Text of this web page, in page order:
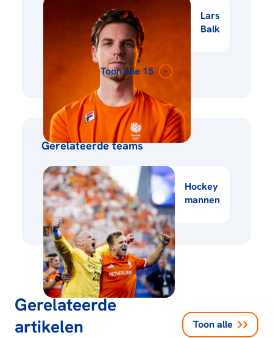
Lars
Balk
Toon alle 15
Gerelateerde teams
Hockey
mannen
Gerelateerde
artikelen
Toon alle